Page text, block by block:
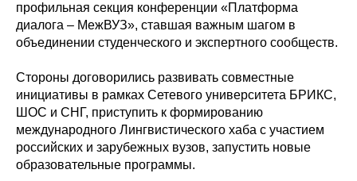
профильная секция конференции «Платформа
диалога – МежВУЗ», ставшая важным шагом в
объединении студенческого и экспертного сообществ.
Стороны договорились развивать совместные
инициативы в рамках Сетевого университета БРИКС,
ШОС и СНГ, приступить к формированию
международного Лингвистического хаба с участием
российских и зарубежных вузов, запустить новые
образовательные программы.